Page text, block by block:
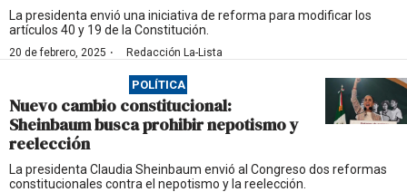
La presidenta envió una iniciativa de reforma para modificar los
artículos 40 y 19 de la Constitución.
20 de febrero, 2025 · Redacción La-Lista
POLÍTICA
Nuevo cambio constitucional:
Sheinbaum busca prohibir nepotismo y
reelección
La presidenta Claudia Sheinbaum envió al Congreso dos reformas
constitucionales contra el nepotismo y la reelección.